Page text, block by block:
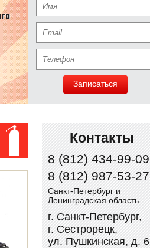
Записаться
Контакты
8 (812) 434-99-09
8 (812) 987-53-27
Санкт-Петербург и
Ленинградская область
г. Санкт-Петербург,
г. Сестрорецк,
ул. Пушкинская, д. 6